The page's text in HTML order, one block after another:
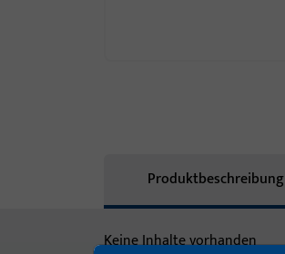
Produktbeschreibung
Keine Inhalte vorhanden